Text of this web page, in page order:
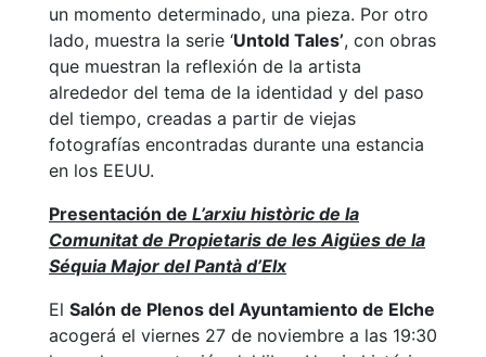
un momento determinado, una pieza. Por otro
lado, muestra la serie ‘Untold Tales’, con obras
que muestran la reflexión de la artista
alrededor del tema de la identidad y del paso
del tiempo, creadas a partir de viejas
fotografías encontradas durante una estancia
en los EEUU.
Presentación de L’arxiu històric de la
Comunitat de Propietaris de les Aigües de la
Séquia Major del Pantà d’Elx
El Salón de Plenos del Ayuntamiento de Elche
acogerá el viernes 27 de noviembre a las 19:30